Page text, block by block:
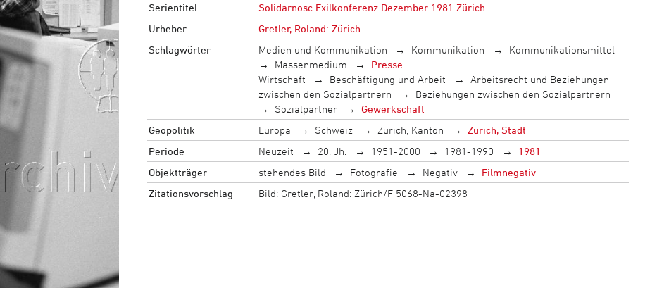
Serientitel
Solidarnosc Exilkonferenz Dezember 1981 Zürich
Urheber
Gretler, Roland: Zürich
Schlagwörter
Medien und Kommunikation Kommunikation
Kommunikationsmittel
Massenmedium
Presse
Wirtschaft
Beschäftigung und Arbeit
Arbeitsrecht und Beziehungen
zwischen den Sozialpartnern
Beziehungen zwischen den Sozialpartnern
Sozialpartner
Gewerkschaft
Geopolitik
Europa Schweiz Zürich, Kanton
Zürich, Stadt
Periode
Neuzeit 20. Jh. 1951-2000 1981-1990
1981
Objektträger
stehendes Bild Fotografie Negativ
Filmnegativ
Zitationsvorschlag
Bild: Gretler, Roland: Zürich/F 5068-Na-02398